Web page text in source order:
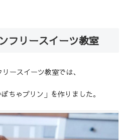
フリースイーツ教室
ースイーツ教室では、
ちゃプリン」を作りました。